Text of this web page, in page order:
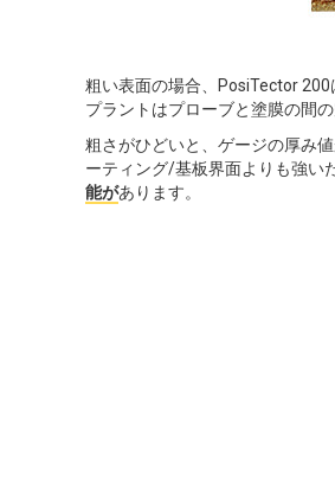
粗い表面の場合、PosiTector
プラントはプローブと塗膜の間
粗さがひどいと、ゲージの厚み
ーティング/基板界面よりも強い
能があります。